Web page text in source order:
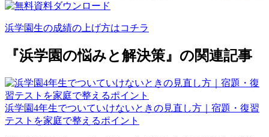
浜学園生の成績の上げ方はコチラ
『浜学園の悩みと解決策』の関連記事
浜学園4年生でついていけないときの見直し方｜宿題・復習
テストを家庭で整えるポイント